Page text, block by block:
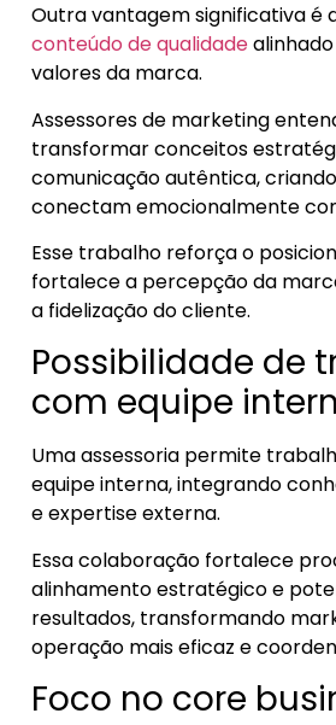
Outra vantagem significativa é
conteúdo de qualidade
valores da marca.
Assessores de marketing
transformar conceitos
comunicação autêntica,
conectam emocionalmente
Esse trabalho reforça o
fortalece a percepção da
a fidelização do cliente.
Possibilidade de
com equipe
Uma assessoria permite
equipe interna, integrando
e expertise externa.
Essa colaboração fortalece
alinhamento estratégico e
resultados, transformando
operação mais eficaz e
Foco no core